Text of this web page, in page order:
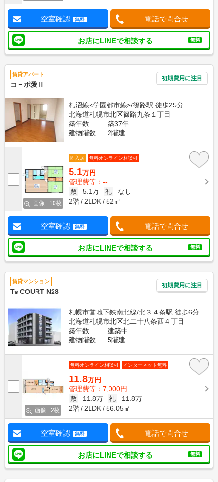
空室確認 無料 電話で問合せ
お店にLINEで相談する 無料
賃貸アパート
コ－ポ愛Ⅱ
初期費用に注目
札沼線<学園都市線>/篠路駅 徒歩25分
北海道札幌市北区篠路九条１丁目
築年数
築37年
建物階数
2階建
画像 : 10枚
即入居 無料オンライン相談可
5.1万円
管理費等：--
敷
5.1万 礼
なし
2階
2LDK 52㎡
空室確認 無料 電話で問合せ
お店にLINEで相談する 無料
賃貸マンション
Ts COURT N28
初期費用に注目
札幌市営地下鉄南北線/北３４条駅 徒歩6分
北海道札幌市北区北二十八条西４丁目
築年数
建築中
建物階数
5階建
画像 : 2枚
無料オンライン相談可 インターネット無料
11.8万円
管理費等：7,000円
敷
11.8万 礼
11.8万
2階
2LDK 56.05㎡
空室確認 無料 電話で問合せ
お店にLINEで相談する 無料